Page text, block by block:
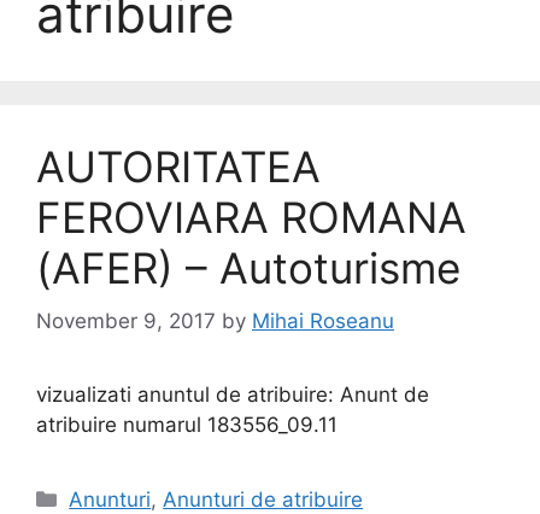
atribuire
AUTORITATEA
FEROVIARA ROMANA
(AFER) – Autoturisme
November 9, 2017 by Mihai Roseanu
vizualizati anuntul de atribuire: Anunt de
atribuire numarul 183556_09.11
Anunturi,Anunturi de atribuire